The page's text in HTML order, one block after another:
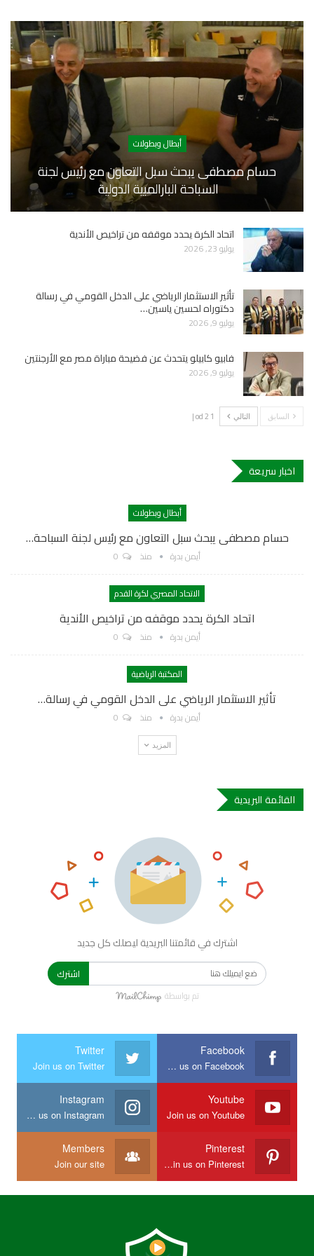
أبطال وبطولات
حسام مصطفى يبحث سبل التعاون مع رئيس لجنة
السباحة البارالمبية الدولية
اتحاد الكرة يحدد موقفه من تراخيص الأندية
يوليو 23, 2026
تأثير الاستثمار الرياضي على الدخل القومي في رسالة
دكتوراه لحسين ياسين…
يوليو 9, 2026
فابيو كابيلو يتحدث عن فضيحة مباراة مصر مع الأرجنتين
يوليو 9, 2026
السابق التالي 1 od 2 |
اخبار سريعة
أبطال وبطولات
حسام مصطفى يبحث سبل التعاون مع رئيس لجنة السباحة…
أيمن بدرة منذ
الاتحاد المصري لكرة القدم
اتحاد الكرة يحدد موقفه من تراخيص الأندية
أيمن بدرة منذ
المكتبة الرياضية
تأثير الاستثمار الرياضي على الدخل القومي في رسالة…
أيمن بدرة منذ
المزيد
القائمة البريدية
اشترك في قائمتنا البريدية ليصلك كل جديد
اشترك
تم بواسطة
Facebook
Join us on Facebook
Twitter
Join us on Twitter
Youtube
Join us on Youtube
Instagram
Join us on Instagram
Pinterest
Join us on Pinterest
Members
Join our site